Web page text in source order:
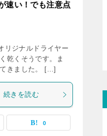
速い！でも注意点
リジナルドライヤー
乾くそうです。ま
きました。 […]
続きを読む
0